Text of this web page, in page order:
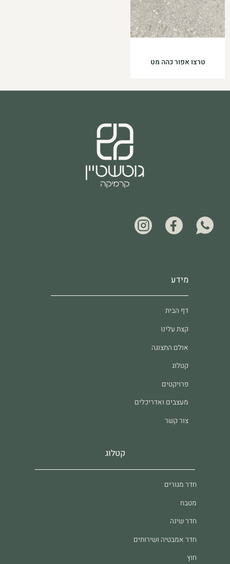
טרצו אפור כהה מט
מידע
דף הבית
קצת עלינו
אולם התצוגה
קטלוג
פרויקטים
מעצבים ואדריכלים
צור קשר
קטלוג
חדר מגורים
מטבח
חדר שינה
חדר אמבטיה ושירותים
חוץ